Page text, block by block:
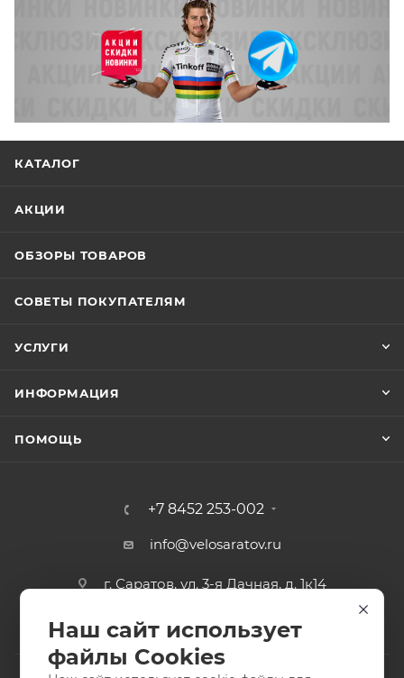
КАТАЛОГ
АКЦИИ
ОБЗОРЫ ТОВАРОВ
СОВЕТЫ ПОКУПАТЕЛЯМ
УСЛУГИ
ИНФОРМАЦИЯ
ПОМОЩЬ
+7 8452 253-002
info@velosaratov.ru
г. Саратов, ул. 3-я Дачная, д. 1к14
Наш сайт использует
файлы Cookies